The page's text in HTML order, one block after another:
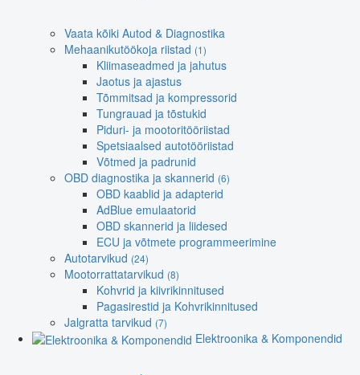
Vaata kõiki Autod & Diagnostika
Mehaanikutöökoja riistad (1)
Kliimaseadmed ja jahutus
Jaotus ja ajastus
Tõmmitsad ja kompressorid
Tungrauad ja tõstukid
Piduri- ja mootoritööriistad
Spetsiaalsed autotööriistad
Võtmed ja padrunid
OBD diagnostika ja skannerid (6)
OBD kaablid ja adapterid
AdBlue emulaatorid
OBD skannerid ja liidesed
ECU ja võtmete programmeerimine
Autotarvikud (24)
Mootorrattatarvikud (8)
Kohvrid ja kiivrikinnitused
Pagasirestid ja Kohvrikinnitused
Jalgratta tarvikud (7)
Elektroonika & Komponendid